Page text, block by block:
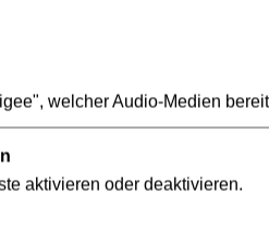
sich, die Anschaffung eines
welcher Audio-Medien
aktivieren oder deaktivieren.